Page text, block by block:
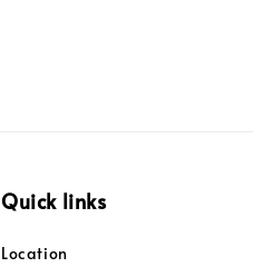
Quick links
Location